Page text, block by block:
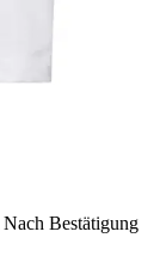
Nach Bestätigung